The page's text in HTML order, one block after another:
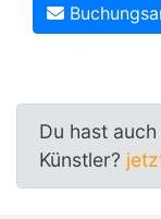
Du hast
Künstler?